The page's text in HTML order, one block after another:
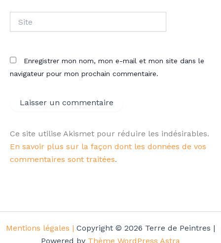
Enregistrer mon nom, mon e-mail et mon site dans le
navigateur pour mon prochain commentaire.
Ce site utilise Akismet pour réduire les indésirables.
En savoir plus sur la façon dont les données de vos
commentaires sont traitées.
Mentions légales | Copyright © 2026 Terre de Peintres |
Powered by Thème WordPress Astra